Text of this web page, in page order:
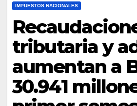
IMPUESTOS NACIONALES
tributaria y
aumentan a
30.941